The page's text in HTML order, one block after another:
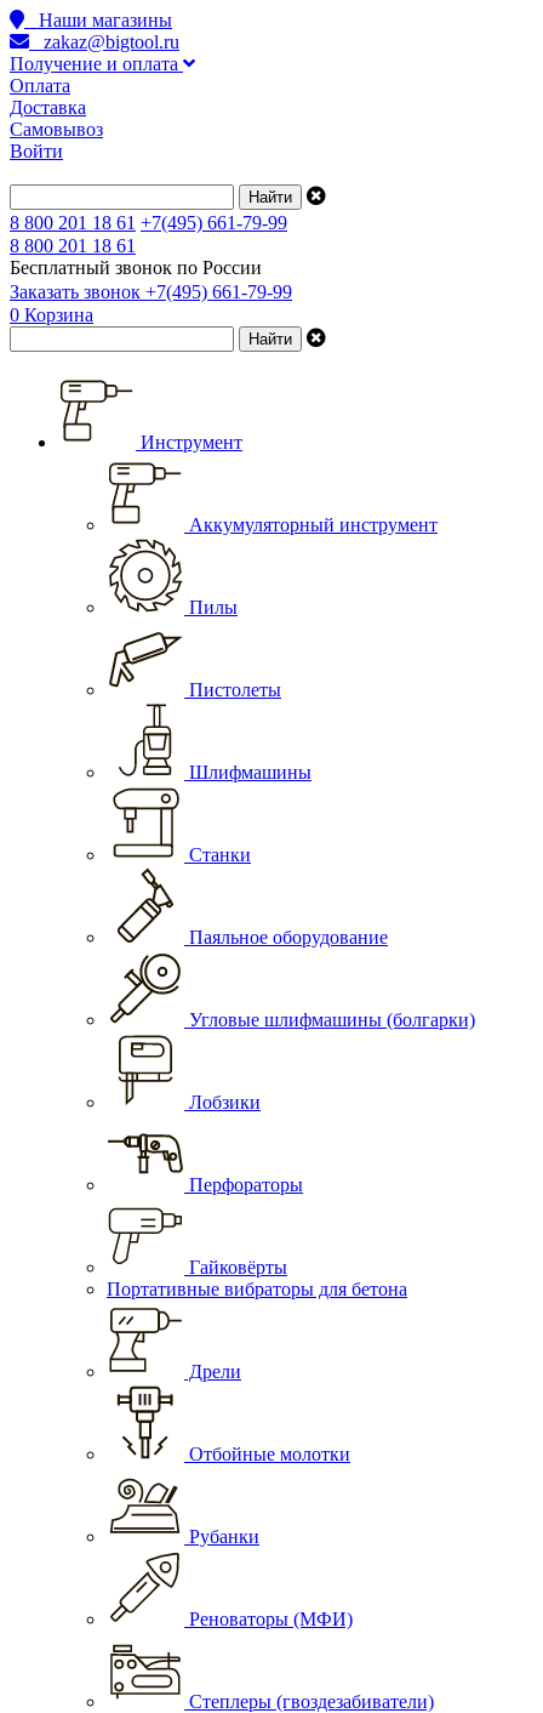
Наши магазины
zakaz@bigtool.ru
Получение и оплата
Оплата
Доставка
Самовывоз
Войти
8 800 201 18 61 +7(495) 661-79-99
8 800 201 18 61
Бесплатный звонок по России
Заказать звонок +7(495) 661-79-99
0 Корзина
Инструмент
Аккумуляторный инструмент
Пилы
Пистолеты
Шлифмашины
Станки
Паяльное оборудование
Угловые шлифмашины (болгарки)
Лобзики
Перфораторы
Гайковёрты
Портативные вибраторы для бетона
Дрели
Отбойные молотки
Рубанки
Реноваторы (МФИ)
Степлеры (гвоздезабиватели)